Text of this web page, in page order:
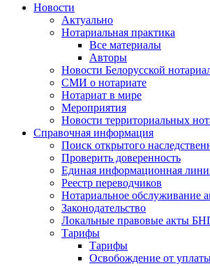
Новости
Актуально
Нотариальная практика
Все материалы
Авторы
Новости Белорусской
СМИ о нотариате
Нотариат в мире
Мероприятия
Новости территориальных
Справочная информация
Поиск открытого
Проверить доверенность
Единая информационная
Реестр переводчиков
Нотариальное обслуживание
Законодательство
Локальные правовые акты
Тарифы
Тарифы
Освобождение от